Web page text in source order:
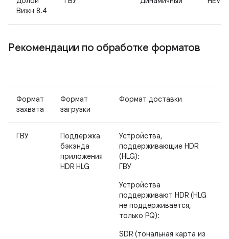
Вижн 8.4
Рекомендации по обработке форматов
Формат
захвата
Формат
загрузки
Формат доставки
ГВУ
Поддержка
бэкэнда
приложения
HDR HLG
Устройства,
поддерживающие HDR
(HLG):
ГВУ
Устройства
поддерживают HDR (HLG
не поддерживается,
только PQ):
SDR (тональная карта из